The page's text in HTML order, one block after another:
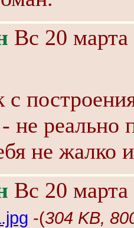
Вс 20
с
не реально
не жалко
Вс 20
-(304 KB,